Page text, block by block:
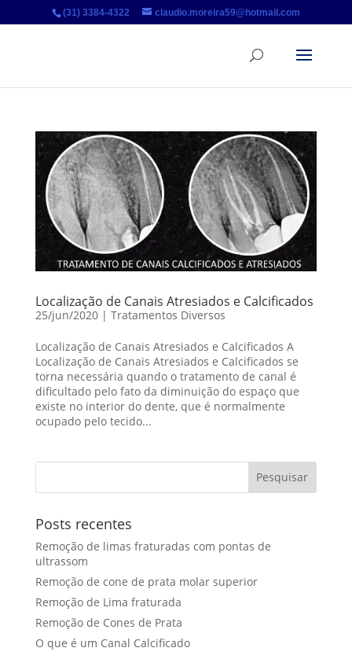
(31) 3384-4322 claudio.moreira59@hotmail.com
Localização de Canais Atresiados e Calcificados
25/jun/2020| Tratamentos Diversos
Localização de Canais Atresiados e Calcificados A
Localização de Canais Atresiados e Calcificados se
torna necessária quando o tratamento de canal é
dificultado pelo fato da diminuição do espaço que
existe no interior do dente, que é normalmente
ocupado pelo tecido...
Posts recentes
Remoção de limas fraturadas com pontas de
ultrassom
Remoção de cone de prata molar superior
Remoção de Lima fraturada
Remoção de Cones de Prata
O que é um Canal Calcificado